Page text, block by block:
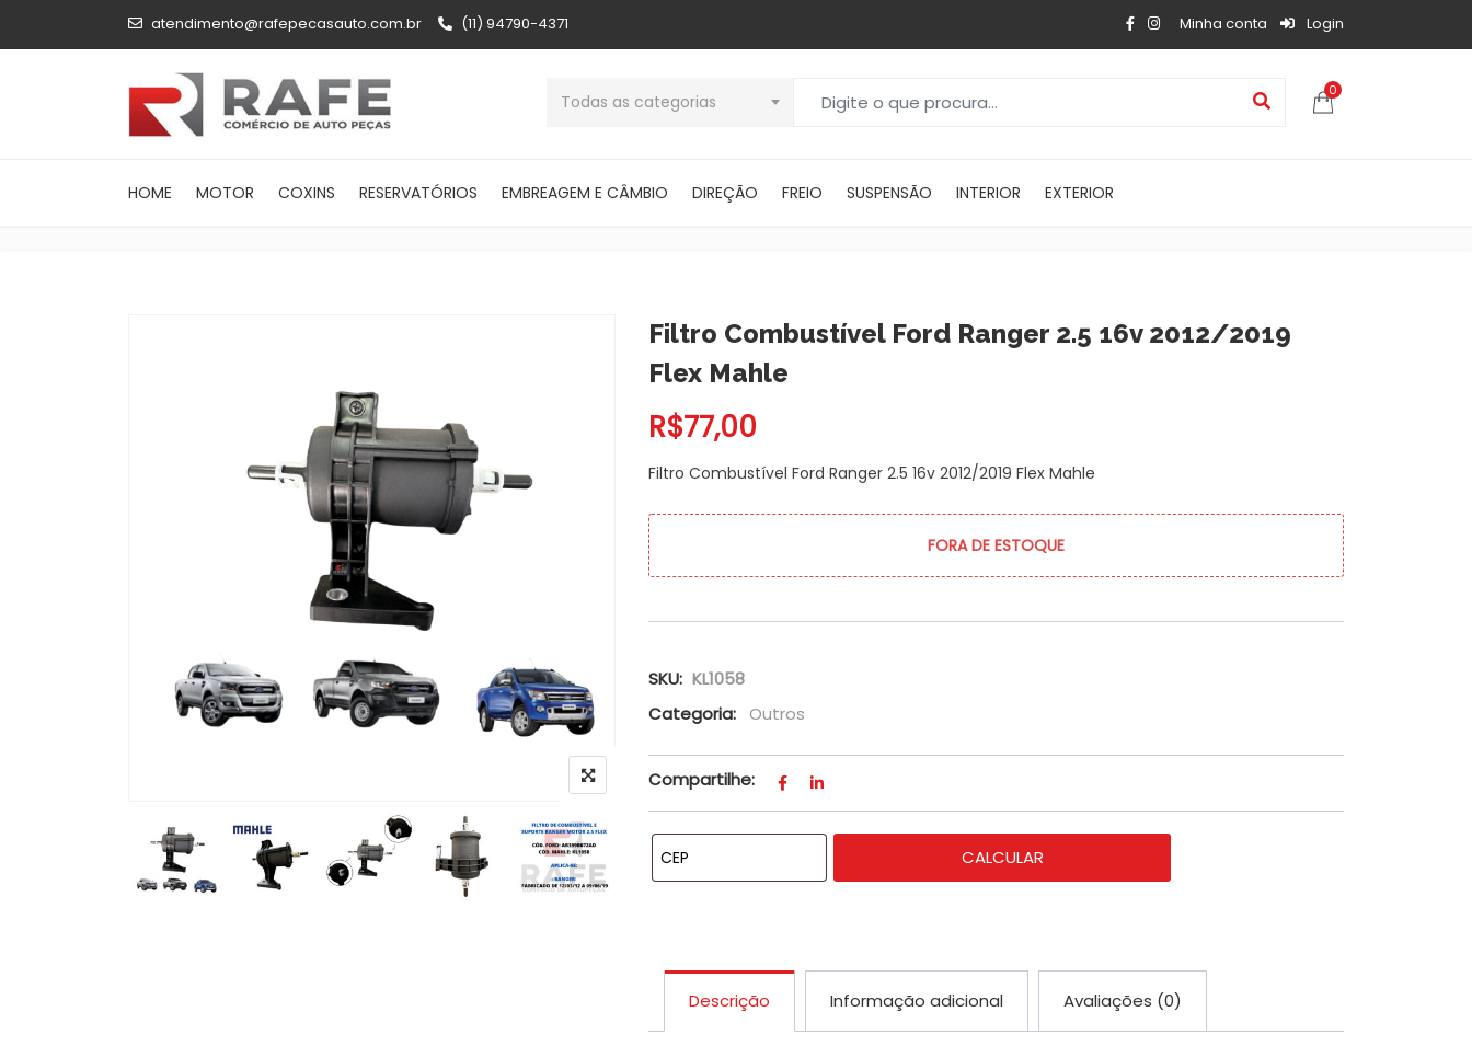
atendimento@rafepecasauto.com.br (11) 94790-4371 Minha conta Login
0
Todas as categorias
HOME MOTOR COXINS RESERVATÓRIOS EMBREAGEM E CÂMBIO DIREÇÃO FREIO SUSPENSÃO INTERIOR EXTERIOR
Filtro Combustível Ford Ranger 2.5 16v 2012/2019
Flex Mahle
R$77,00
Filtro Combustível Ford Ranger 2.5 16v 2012/2019 Flex Mahle
FORA DE ESTOQUE
SKU: KL1058
Categoria:
Outros
Compartilhe:
CALCULAR
Descrição Informação adicional Avaliações (0)